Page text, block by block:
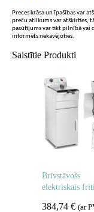
Preces krāsa un īpašības var
preču atlikums var atšķirties,
pasūtījums var tikt pilnībā vai
informēts nekavējoties.
Saistītie Produkti
Brīvstāvošs
elektriskais
384,74 € (ar